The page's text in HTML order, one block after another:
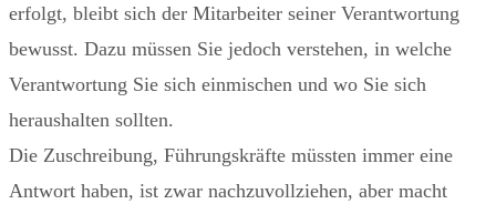
erfolgt, bleibt sich der Mitarbeiter seiner Verantwortung
bewusst. Dazu müssen Sie jedoch verstehen, in welche
Verantwortung Sie sich einmischen und wo Sie sich
heraushalten sollten.
Die Zuschreibung, Führungskräfte müssten immer eine
Antwort haben, ist zwar nachzuvollziehen, aber macht